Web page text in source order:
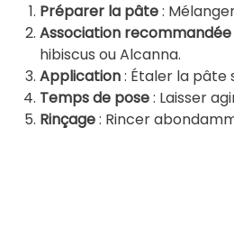
Préparer la pâte:
Association recommandée
hibiscus ou Alcanna.
Application: Étaler la pâte
Temps de pose: Laisser
Rinçage: Rincer